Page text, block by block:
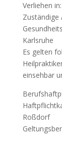
Verliehen
Zuständige
Karlsruhe
Es gelten
einsehbar
Roßdorf